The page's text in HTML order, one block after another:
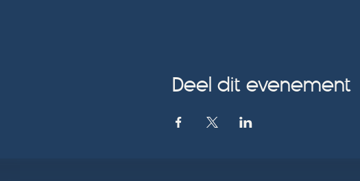
Deel dit evenement